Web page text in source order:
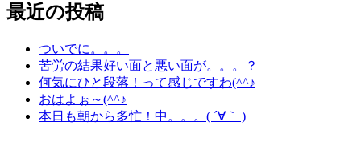
最近の投稿
ついでに。。。
苦労の結果好い面と悪い面が。。。？
何気にひと段落！って感じですわ(^^♪
おはよぉ～(^^♪
本日も朝から多忙！中。。。( ´∀｀ )